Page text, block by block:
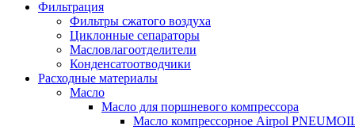
Фильтрация
Фильтры сжатого воздуха
Циклонные сепараторы
Масловлагоотделители
Конденсатоотводчики
Расходные материалы
Масло
Масло для поршневого компрессора
Масло компрессорное Airpol